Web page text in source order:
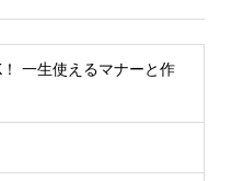
！ 一生使えるマナーと作